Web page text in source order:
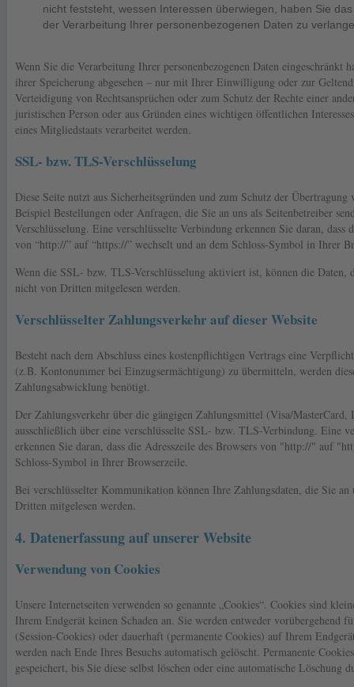
nicht feststeht, wessen Interessen überwiegen, haben Sie
der Verarbeitung Ihrer personenbezogenen Daten zu
Wenn Sie die Verarbeitung Ihrer personenbezogenen Daten eingeschränkt
ihrer Speicherung abgesehen – nur mit Ihrer Einwilligung oder zur
Verteidigung von Rechtsansprüchen oder zum Schutz der Rechte einer
juristischen Person oder aus Gründen eines wichtigen öffentlichen
eines Mitgliedstaats verarbeitet werden.
SSL- bzw. TLS-Verschlüsselung
Diese Seite nutzt aus Sicherheitsgründen und zum Schutz der
Beispiel Bestellungen oder Anfragen, die Sie an uns als Seitenbetreiber
Verschlüsselung. Eine verschlüsselte Verbindung erkennen Sie daran, dass
von “http://” auf “https://” wechselt und an dem Schloss-Symbol in Ihrer
Wenn die SSL- bzw. TLS-Verschlüsselung aktiviert ist, können die Daten,
nicht von Dritten mitgelesen werden.
Verschlüsselter Zahlungsverkehr auf dieser Website
Besteht nach dem Abschluss eines kostenpflichtigen Vertrags eine
(z.B. Kontonummer bei Einzugsermächtigung) zu übermitteln, werden
Zahlungsabwicklung benötigt.
Der Zahlungsverkehr über die gängigen Zahlungsmittel (Visa/
ausschließlich über eine verschlüsselte SSL- bzw. TLS-Verbindung. Eine
erkennen Sie daran, dass die Adresszeile des Browsers von "http://" auf
Schloss-Symbol in Ihrer Browserzeile.
Bei verschlüsselter Kommunikation können Ihre Zahlungsdaten, die Sie
Dritten mitgelesen werden.
4. Datenerfassung auf unserer Website
Verwendung von Cookies
Unsere Internetseiten verwenden so genannte „Cookies“. Cookies sind
Ihrem Endgerät keinen Schaden an. Sie werden entweder vorübergehend
(Session-Cookies) oder dauerhaft (permanente Cookies) auf Ihrem
werden nach Ende Ihres Besuchs automatisch gelöscht. Permanente
gespeichert, bis Sie diese selbst löschen oder eine automatische Löschung